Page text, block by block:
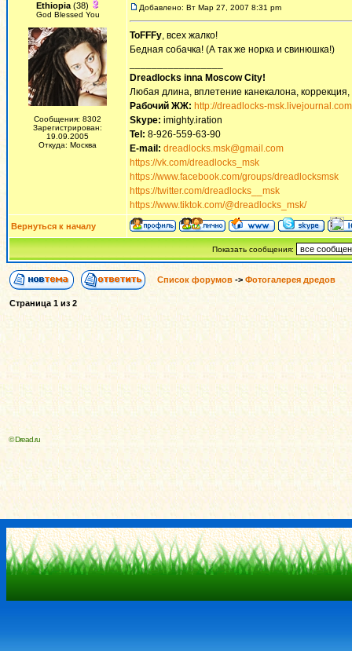
Ethiopia(38)
God Blessed You
Сообщения: 8302
Зарегистрирован:
19.09.2005
Откуда: Москва
Добавлено: Вт Мар 27, 2007 8:31 pm
ToFFFy, всех жалко!
Бедная собачка! (А так же норка и свинюшка!)
Dreadlocks inna Moscow Сity!
Любая длина, вплетение канекалона,
Рабочий ЖЖ: http://dreadlocks-
Skype: imighty.iration
Tel: 8-926-559-63-90
E-mail: dreadlocks.msk@gmail.com
https://vk.com/dreadlocks_msk
https://www.facebook.com/groups/dreadlocksmsk
https://twitter.com/dreadlocks__msk
https://www.tiktok.com/@dreadlocks_msk/
Вернуться к началу
Показать сообщения:
Список форумов -> Фотогалерея дредов
Страница 1из 2
© Dread.ru